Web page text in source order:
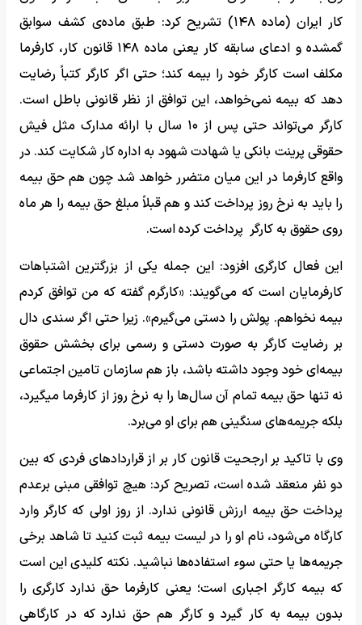
کار ایران (ماده ۱۴۸) تشریح کرد: طبق ماده‌ی کشف سوابق
گمشده و ادعای سابقه کار یعنی ماده ۱۴۸ قانون کار، کارفرما
مکلف است کارگر خود را بیمه کند؛ حتی اگر کارگر کتباً رضایت
دهد که بیمه نمی‌خواهد، این توافق از نظر قانونی باطل است.
کارگر می‌تواند حتی پس از ۱۰ سال با ارائه مدارک مثل فیش
حقوقی پرینت بانکی یا شهادت شهود به اداره کار شکایت کند. در
واقع کارفرما در این میان متضرر خواهد شد چون هم حق بیمه
را باید به نرخ روز پرداخت کند و هم قبلاً مبلغ حق بیمه را هر ماه
روی حقوق به کارگر پرداخت کرده است.
این فعال کارگری افزود: این جمله یکی از بزرگترین اشتباهات
کارفرمایان است که می‌گویند: «کارگرم گفته که من توافق کردم
بیمه نخواهم. پولش را دستی می‌گیرم». زیرا حتی اگر سندی دال
بر رضایت کارگر به صورت دستی و رسمی برای بخشش حقوق
بیمه‌ای خود وجود داشته باشد، باز هم سازمان تامین اجتماعی
نه تنها حق بیمه تمام آن سال‌ها را به نرخ روز از کارفرما میگیرد،
بلکه جریمه‌های سنگینی هم برای او می‌برد.
وی با تاکید بر ارجحیت قانون کار بر از قراردادهای فردی که بین
دو نفر منعقد شده است، تصریح کرد: هیچ توافقی مبنی برعدم
پرداخت حق بیمه ارزش قانونی ندارد. از روز اولی که کارگر وارد
کارگاه می‌شود، نام او را در لیست بیمه ثبت کنید تا شاهد برخی
جریمه‌ها یا حتی سوء استفاده‌ها نباشید. نکته کلیدی این است
که بیمه کارگر اجباری است؛ یعنی کارفرما حق ندارد کارگری را
بدون بیمه به کار گیرد و کارگر هم حق ندارد که در کارگاهی